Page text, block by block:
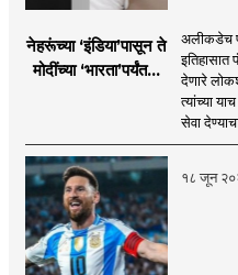
नेहरूंच्या ‘इंडिया’पासून ते
मोदींच्या ‘भारता’पर्यंतचा
अलीकडेच
देणारे
त्यांच्या
सेवा
१८ जून